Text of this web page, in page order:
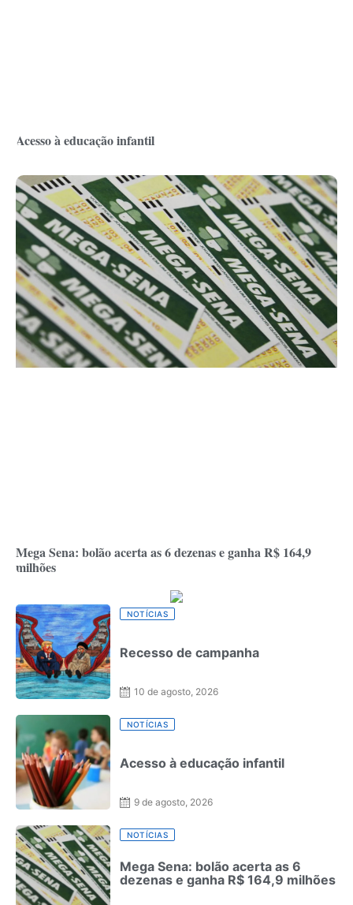
Acesso à educação infantil
Mega Sena: bolão acerta as 6 dezenas e ganha R$ 164,9
milhões
NOTÍCIAS
Recesso de campanha
10 de agosto, 2026
NOTÍCIAS
Acesso à educação infantil
9 de agosto, 2026
NOTÍCIAS
Mega Sena: bolão acerta as 6
dezenas e ganha R$ 164,9 milhões